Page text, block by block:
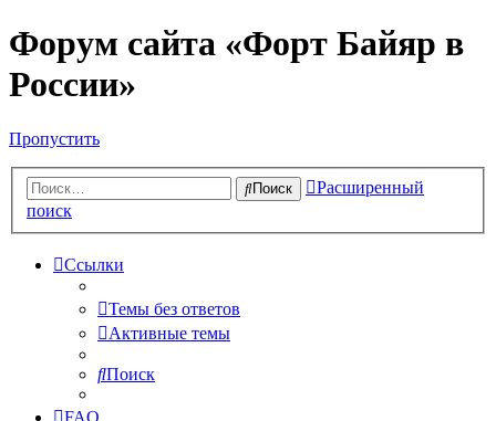
Форум сайта «Форт Байяр в
России»
Пропустить
Поиск
Расширенный
поиск
Ссылки
Темы без ответов
Активные темы
Поиск